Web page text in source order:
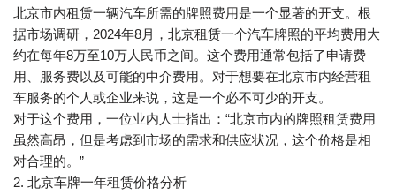
北京市内租赁一辆汽车所需的牌照费用是一个显著的开支。根
据市场调研，2024年8月，北京租赁一个汽车牌照的平均费用大
约在每年8万至10万人民币之间。这个费用通常包括了申请费
用、服务费以及可能的中介费用。对于想要在北京市内经营租
车服务的个人或企业来说，这是一个必不可少的开支。
对于这个费用，一位业内人士指出：“北京市内的牌照租赁费用
虽然高昂，但是考虑到市场的需求和供应状况，这个价格是相
对合理的。”
2. 北京车牌一年租赁价格分析